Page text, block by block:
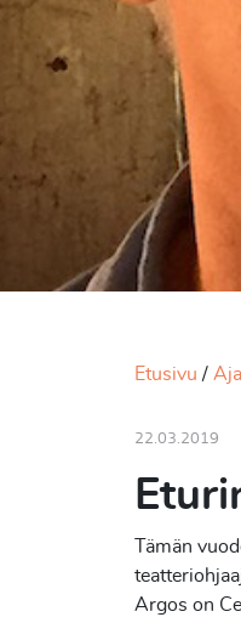
Etusivu
22.03.2019
Tämän
Argos on